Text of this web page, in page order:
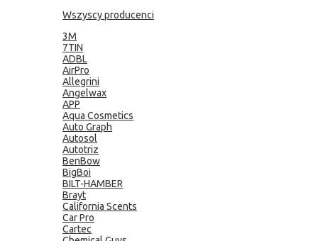
Wszyscy producenci
3M
7TIN
ADBL
AirPro
Allegrini
Angelwax
APP
Aqua Cosmetics
Auto Graph
Autosol
Autotriz
BenBow
BigBoi
BILT-HAMBER
Brayt
California Scents
Car Pro
Cartec